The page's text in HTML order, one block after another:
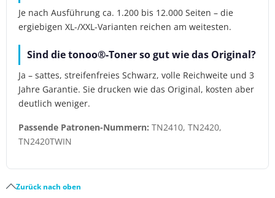
Je nach Ausführung ca. 1.200 bis 12.000 Seiten – die
ergiebigen XL-/XXL-Varianten reichen am weitesten.
Sind die tonoo®-Toner so gut wie das Original?
Ja – sattes, streifenfreies Schwarz, volle Reichweite und 3
Jahre Garantie. Sie drucken wie das Original, kosten aber
deutlich weniger.
Passende Patronen-Nummern: TN2410, TN2420,
TN2420TWIN
Zurück nach oben